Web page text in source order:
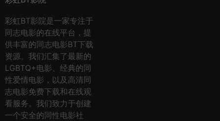
彩虹BT影院是一家专注于
同志电影的在线平台，提
供丰富的同志电影BT下载
资源。我们汇集了最新的
LGBTQ+电影、经典的同
性爱情电影，以及高清同
志电影免费下载和在线观
看服务。我们致力于创建
一个安全的同性电影社